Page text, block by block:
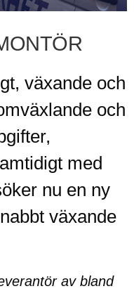
växande och
och
med
nu en ny
växande
av bland